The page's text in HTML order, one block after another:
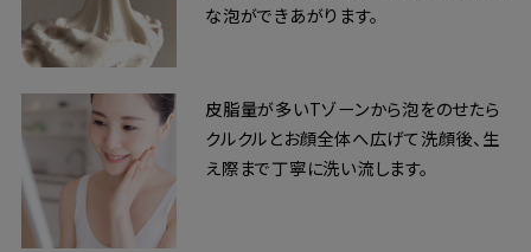
な泡ができあがります。
皮脂量が多いTゾーンから泡をのせたら
クルクルとお顔全体へ広げて洗顔後、生
え際まで丁寧に洗い流します。